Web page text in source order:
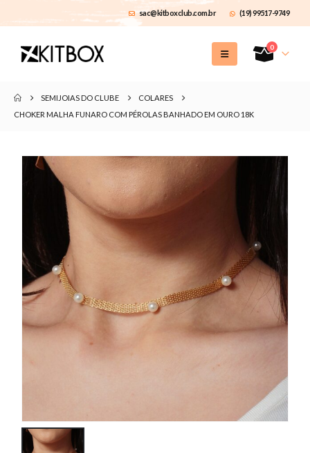
sac@kitboxclub.com.br (19) 99517-9749
0
SEMIJOIAS DO CLUBE
COLARES
CHOKER MALHA FUNARO COM PÉROLAS BANHADO EM OURO 18K